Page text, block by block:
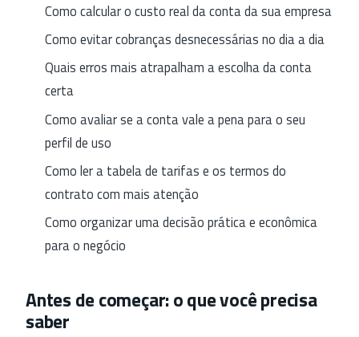
Como calcular o custo real da conta da sua empresa
Como evitar cobranças desnecessárias no dia a dia
Quais erros mais atrapalham a escolha da conta
certa
Como avaliar se a conta vale a pena para o seu
perfil de uso
Como ler a tabela de tarifas e os termos do
contrato com mais atenção
Como organizar uma decisão prática e econômica
para o negócio
Antes de começar: o que você precisa
saber